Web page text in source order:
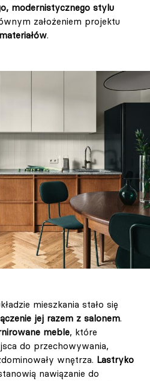
modernistycznego stylu
założeniem projektu
.
mieszkania stało się
jej razem z salonem.
meble, które
do przechowywania,
wnętrza. Lastryko
nawiązanie do